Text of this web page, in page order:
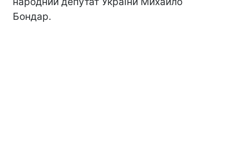
Бондар.